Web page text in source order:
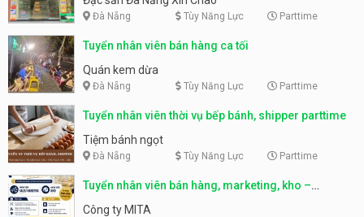
Đà Nẵng Tùy Năng Lực Parttime
Tuyển nhân viên bán hàng ca tối
Quán kem dừa
Đà Nẵng Tùy Năng Lực Parttime
Tuyển nhân viên thời vụ bếp bánh, shipper parttime
Tiệm bánh ngọt
Đà Nẵng Tùy Năng Lực Parttime
Tuyển nhân viên bán hàng, marketing, kho –
parttime, fulltime
Công ty MITA